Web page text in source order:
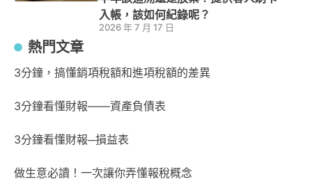
入帳，該如何紀錄呢？
2026 年 7 月 17 日
熱門文章
3分鐘，搞懂銷項稅額和進項稅額的差異
3分鐘看懂財報——資產負債表
3分鐘看懂財報─損益表
做生意必讀！一次讓你弄懂報稅概念